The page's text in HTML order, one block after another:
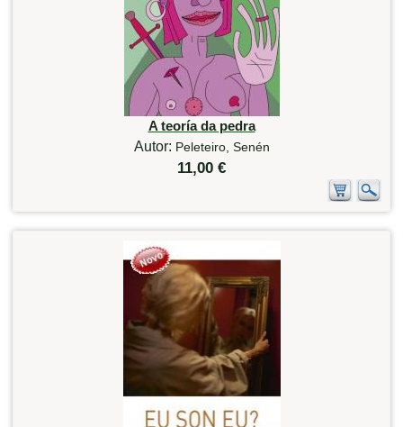
A teoría da pedra
Autor: Peleteiro, Senén
11,00 €